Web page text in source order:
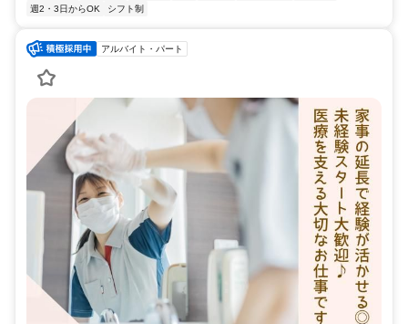
週2・3日からOK
シフト制
アルバイト・パート